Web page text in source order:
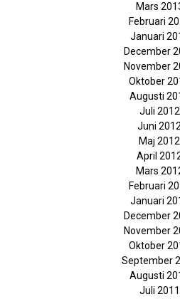
Mars
Februari
Januari
December
November
Oktober
Augusti
Juli 2012
Juni 2012
Maj 2012
April
Mars
Februari
Januari
December
November
Oktober
September
Augusti
Juli 2011